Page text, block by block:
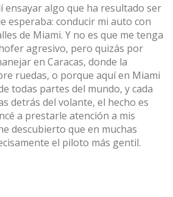
ensayar algo que ha resultado ser
esperaba: conducir mi auto con
de Miami. Y no es que me tenga
agresivo, pero quizás por
en Caracas, donde la
ruedas, o porque aquí en Miami
todas partes del mundo, y cada
detrás del volante, el hecho es
a prestarle atención a mis
descubierto que en muchas
el piloto más gentil.